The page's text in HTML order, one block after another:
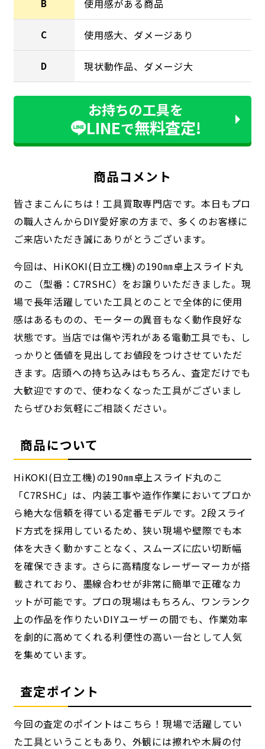
B 使用感がある商品
C 使用感大、ダメージあり
D 現状動作品、ダメージ大
お持ちの工具を
LINEで無料査定!
商品コメント
皆さまこんにちは！工具買取専門店です。本日もプロ
の職人さんからDIY愛好家の方まで、多くのお客様に
ご来店いただき誠にありがとうございます。
今回は、HiKOKI(日立工機)の190㎜卓上スライド丸
のこ（型番：C7RSHC）をお譲りいただきました。現
場で長年活躍していた工具とのことで全体的に使用
感はあるものの、モーターの異音もなく動作良好な
状態です。当店では傷や汚れがある電動工具でも、し
っかりと価値を見出してお値段をつけさせていただ
きます。店頭への持ち込みはもちろん、査定だけでも
大歓迎ですので、使わなくなった工具がございまし
たらぜひお気軽にご相談ください。
商品について
HiKOKI(日立工機)の190㎜卓上スライド丸のこ
「C7RSHC」は、内装工事や造作作業においてプロか
ら絶大な信頼を得ている定番モデルです。2段スライ
ド方式を採用しているため、狭い現場や壁際でも本
体を大きく動かすことなく、スムーズに広い切断幅
を確保できます。さらに高精度なレーザーマーカが搭
載されており、墨線合わせが非常に簡単で正確なカ
ットが可能です。プロの現場はもちろん、ワンランク
上の作品を作りたいDIYユーザーの間でも、作業効率
を劇的に高めてくれる利便性の高い一台として人気
を集めています。
査定ポイント
今回の査定のポイントはこちら！現場で活躍してい
た工具ということもあり、外観には擦れや木屑の付